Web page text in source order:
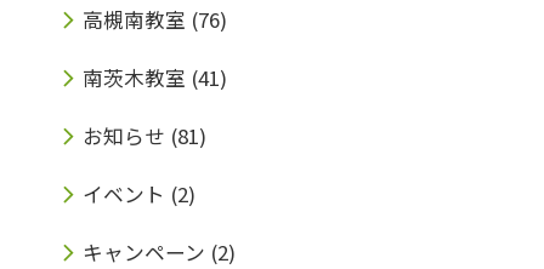
日(火)～4月11日(金) ※教室により実施期間
が異なります。■時間割：教室により授業時間
ル：詳細な日程表を教室でご案内します。■対
象学年：新小学4年生～新高校3年生・既卒生
＜みらい個別の春期特訓講習ポイントは＞□1
高槻南教室 (76)
南茨木教室 (41)
お知らせ (81)
イベント (2)
キャンペーン (2)